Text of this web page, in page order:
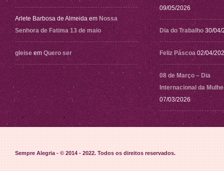
Arlete Barbosa de Almeida em Nossa
Senhora de Fatima 13 de maio
gleise em Quero ser
09/05/2026
Dia do Trabalho 30/04/
Feliz Páscoa 02/04/
08 de Março – Dia
Internacional da
07/03/2026
Sempre Alegria - © 2014 - 2022. Todos os direitos reservados.